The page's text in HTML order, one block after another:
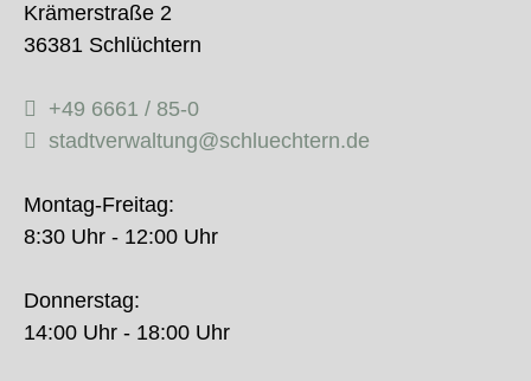
Krämerstraße 2
36381 Schlüchtern
+49 6661 / 85-0
stadtverwaltung@schluechtern.de
Montag-Freitag:
8:30 Uhr - 12:00 Uhr
Donnerstag:
14:00 Uhr - 18:00 Uhr